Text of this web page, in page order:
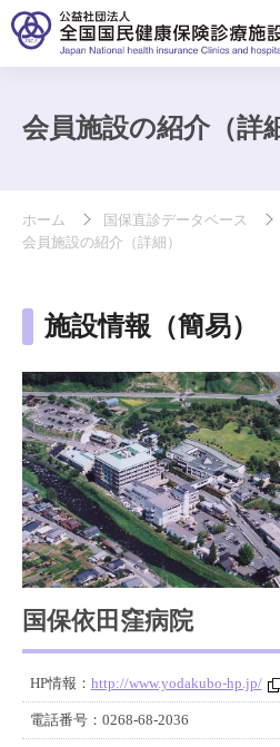
会員施設の紹介（詳
ホーム 国保直診データベース
会員施設の紹介（詳細）
施設情報（簡易）
国保依田窪病院
HP情報： http://www.yodakubo-hp.jp/
電話番号： 0268-68-2036